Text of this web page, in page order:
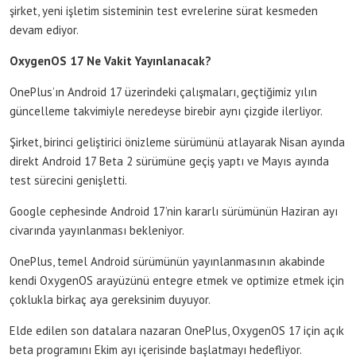
şirket, yeni işletim sisteminin test evrelerine sürat kesmeden
devam ediyor.
OxygenOS 17 Ne Vakit Yayınlanacak?
OnePlus’ın Android 17 üzerindeki çalışmaları, geçtiğimiz yılın
güncelleme takvimiyle neredeyse birebir aynı çizgide ilerliyor.
Şirket, birinci geliştirici önizleme sürümünü atlayarak Nisan ayında
direkt Android 17 Beta 2 sürümüne geçiş yaptı ve Mayıs ayında
test sürecini genişletti.
Google cephesinde Android 17’nin kararlı sürümünün Haziran ayı
civarında yayınlanması bekleniyor.
OnePlus, temel Android sürümünün yayınlanmasının akabinde
kendi OxygenOS arayüzünü entegre etmek ve optimize etmek için
çoklukla birkaç aya gereksinim duyuyor.
Elde edilen son datalara nazaran OnePlus, OxygenOS 17 için açık
beta programını Ekim ayı içerisinde başlatmayı hedefliyor.